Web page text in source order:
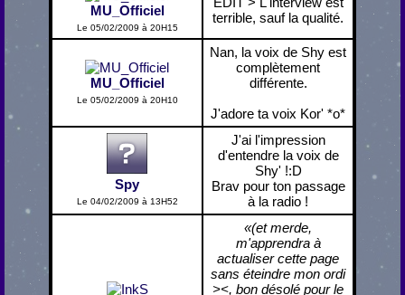
MU_Officiel
Le 05/02/2009 à 20H15
terrible, sauf la qualité.
MU_Officiel
Le 05/02/2009 à 20H10
Nan, la voix de Shy est
complètement
différente.
J'adore ta voix Kor' *o*
Spy
Le 04/02/2009 à 13H52
J'ai l'impression
d'entendre la voix de
Shy' !:D
Brav pour ton passage
à la radio !
«(et merde,
m'apprendra à
actualiser cette page
sans éteindre mon ordi
><, bon désolé pour le